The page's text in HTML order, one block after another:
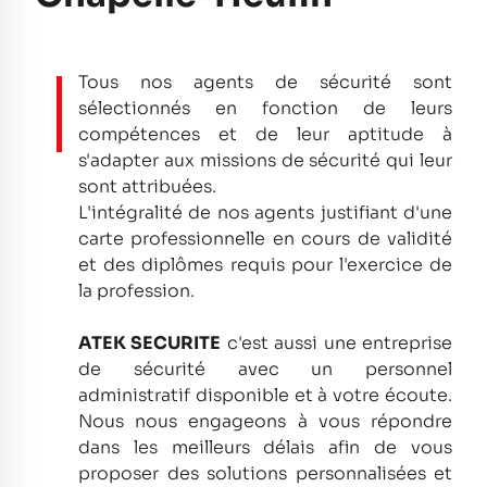
Tous nos agents de sécurité sont
sélectionnés en fonction de leurs
compétences et de leur aptitude à
s'adapter aux missions de sécurité qui leur
sont attribuées.
L'intégralité de nos agents justifiant d'une
carte professionnelle en cours de validité
et des diplômes requis pour l'exercice de
la profession.
ATEK SECURITE c'est aussi une entreprise
de sécurité avec un personnel
administratif disponible et à votre écoute.
Nous nous engageons à vous répondre
dans les meilleurs délais afin de vous
proposer des solutions personnalisées et